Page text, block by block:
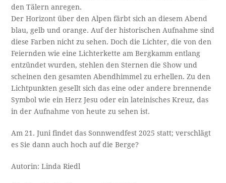
den Tälern anregen.
Der Horizont über den Alpen färbt sich an diesem Abend
blau, gelb und orange. Auf der historischen Aufnahme sind
diese Farben nicht zu sehen. Doch die Lichter, die von den
Feiernden wie eine Lichterkette am Bergkamm entlang
entzündet wurden, stehlen den Sternen die Show und
scheinen den gesamten Abendhimmel zu erhellen. Zu den
Lichtpunkten gesellt sich das eine oder andere brennende
Symbol wie ein Herz Jesu oder ein lateinisches Kreuz, das
in der Aufnahme von heute zu sehen ist.
Am 21. Juni findet das Sonnwendfest 2025 statt; verschlägt
es Sie dann auch hoch auf die Berge?
Autorin: Linda Riedl